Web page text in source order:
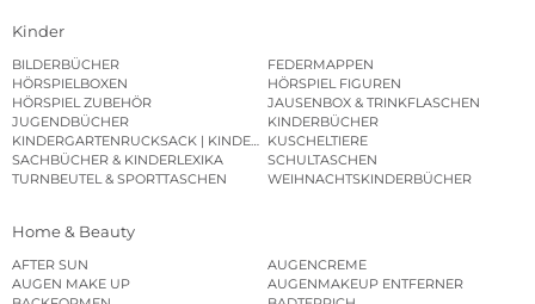
Kinder
BILDERBÜCHER
FEDERMAPPEN
HÖRSPIELBOXEN
HÖRSPIEL FIGUREN
HÖRSPIEL ZUBEHÖR
JAUSENBOX & TRINKFLASCHEN
JUGENDBÜCHER
KINDERBÜCHER
KINDERGARTENRUCKSACK | KINDERGARTENBEUTEL
KUSCHELTIERE
SACHBÜCHER & KINDERLEXIKA
SCHULTASCHEN
TURNBEUTEL & SPORTTASCHEN
WEIHNACHTSKINDERBÜCHER
Home & Beauty
AFTER SUN
AUGENCREME
AUGEN MAKE UP
AUGENMAKEUP ENTFERNER